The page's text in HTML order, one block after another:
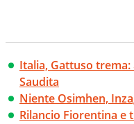
Italia, Gattuso
Saudita
Niente Osimhen,
Rilancio Fiorentina e